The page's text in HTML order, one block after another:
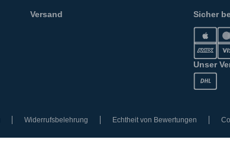
Versand Sicher
Unser
Widerrufsbelehrung Echtheit von Bewertungen